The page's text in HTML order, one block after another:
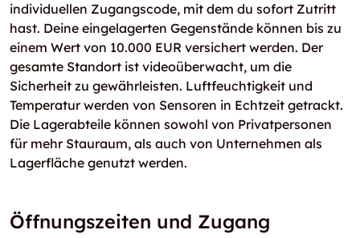
individuellen Zugangscode, mit dem du sofort Zutritt
hast. Deine eingelagerten Gegenstände können bis zu
einem Wert von 10.000 EUR versichert werden. Der
gesamte Standort ist videoüberwacht, um die
Sicherheit zu gewährleisten. Luftfeuchtigkeit und
Temperatur werden von Sensoren in Echtzeit getrackt.
Die Lagerabteile können sowohl von Privatpersonen
für mehr Stauraum, als auch von Unternehmen als
Lagerfläche genutzt werden.
Öffnungszeiten und Zugang